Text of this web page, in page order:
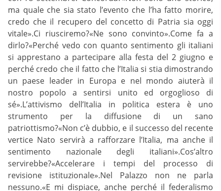
ma quale che sia stato l’evento che l’ha fatto morire,
credo che il recupero del concetto di Patria sia oggi
vitale».Ci riusciremo?«Ne sono convinto».Come fa a
dirlo?«Perché vedo con quanto sentimento gli italiani
si apprestano a partecipare alla festa del 2 giugno e
perché credo che il fatto che l’Italia si stia dimostrando
un paese leader in Europa e nel mondo aiuterà il
nostro popolo a sentirsi unito ed orgoglioso di
sé».L’attivismo dell’Italia in politica estera è uno
strumento per la diffusione di un sano
patriottismo?«Non c’è dubbio, e il successo del recente
vertice Nato servirà a rafforzare l’Italia, ma anche il
sentimento nazionale degli italiani».Cos’altro
servirebbe?«Accelerare i tempi del processo di
revisione istituzionale».Nel Palazzo non ne parla
nessuno.«E mi dispiace, anche perché il federalismo